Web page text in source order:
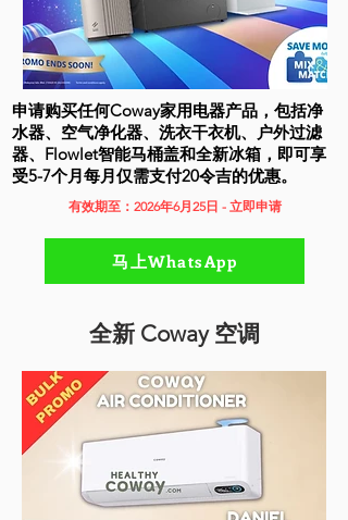
申请购买任何Coway家用电器产品，包括净
水器、空气净化器、洗衣干衣机、户外过滤
器、Flowlet智能马桶盖和全新冰箱，即可享
受5-7个月每月仅需支付20令吉的优惠。
有效期至：2026年6月25日 - 立即申请
马上WhatsApp
全新 Coway 空调